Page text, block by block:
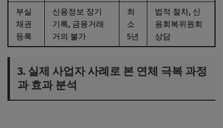
부실
채권
등록
신용정보 장기
기록, 금융거래
거의 불가
최
소
5년
법적 절차, 신
용회복위원회
상담
3. 실제 사업자 사례로 본 연체 극복 과정
과 효과 분석